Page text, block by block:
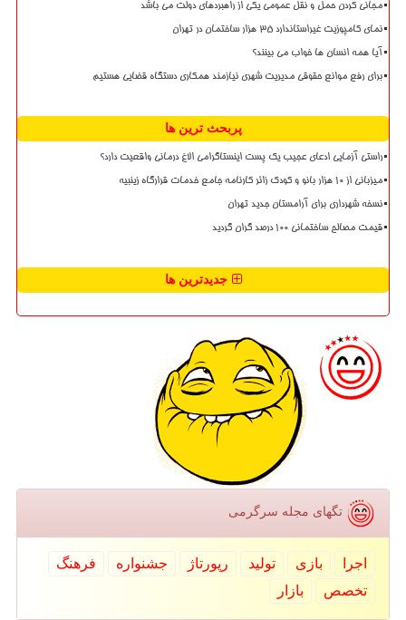
مجانی کردن حمل و نقل عمومی یکی از راهبردهای دولت می باشد
نمای کامپوزیت غیراستاندارد ۳۵ هزار ساختمان در تهران
آیا همه انسان ها خواب می بینند؟
برای رفع موانع حقوقی مدیریت شهری نیازمند همکاری دستگاه قضایی هستیم
پربحث ترین ها
راستی آزمایی ادعای عجیب یک پست اینستاگرامی الاغ درمانی واقعیت دارد؟
میزبانی از ۱۰ هزار بانو و کودک زائر کارنامه جامع خدمات قرارگاه زینبیه
نسخه شهرداری برای آرامستان جدید تهران
قیمت مصالح ساختمانی ۱۰۰ درصد گران گردید
جدیدترین ها
تگهای مجله سرگرمی
اجرا بازی تولید رپورتاژ جشنواره
فرهنگ
تخصص
بازار